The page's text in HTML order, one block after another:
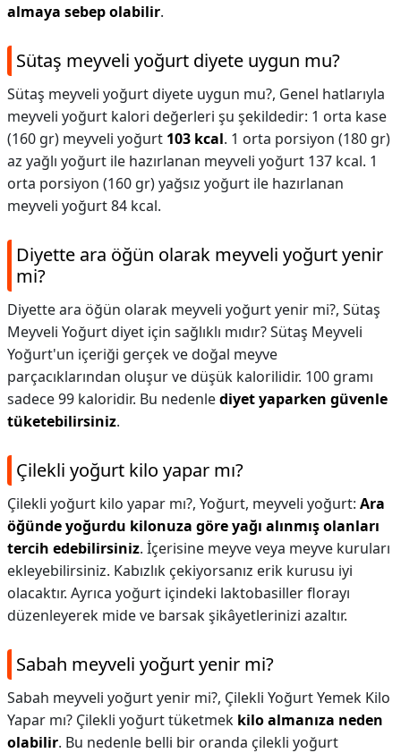
almaya sebep olabilir.
Sütaş meyveli yoğurt diyete uygun mu?
Sütaş meyveli yoğurt diyete uygun mu?, Genel hatlarıyla
meyveli yoğurt kalori değerleri şu şekildedir: 1 orta kase
(160 gr) meyveli yoğurt 103 kcal. 1 orta porsiyon (180 gr)
az yağlı yoğurt ile hazırlanan meyveli yoğurt 137 kcal. 1
orta porsiyon (160 gr) yağsız yoğurt ile hazırlanan
meyveli yoğurt 84 kcal.
Diyette ara öğün olarak meyveli yoğurt yenir
mi?
Diyette ara öğün olarak meyveli yoğurt yenir mi?, Sütaş
Meyveli Yoğurt diyet için sağlıklı mıdır? Sütaş Meyveli
Yoğurt'un içeriği gerçek ve doğal meyve
parçacıklarından oluşur ve düşük kalorilidir. 100 gramı
sadece 99 kaloridir. Bu nedenlediyet yaparken güvenle
tüketebilirsiniz.
Çilekli yoğurt kilo yapar mı?
Çilekli yoğurt kilo yapar mı?, Yoğurt, meyveli yoğurt: Ara
öğünde yoğurdu kilonuza göre yağı alınmış olanları
tercih edebilirsiniz. İçerisine meyve veya meyve kuruları
ekleyebilirsiniz. Kabızlık çekiyorsanız erik kurusu iyi
olacaktır. Ayrıca yoğurt içindeki laktobasiller florayı
düzenleyerek mide ve barsak şikâyetlerinizi azaltır.
Sabah meyveli yoğurt yenir mi?
Sabah meyveli yoğurt yenir mi?, Çilekli Yoğurt Yemek Kilo
Yapar mı? Çilekli yoğurt tüketmek kilo almanıza neden
olabilir. Bu nedenle belli bir oranda çilekli yoğurt